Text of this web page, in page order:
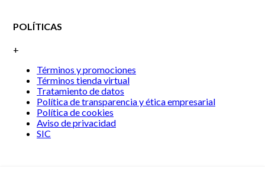
POLÍTICAS
+
Términos y promociones
Términos tienda virtual
Tratamiento de datos
Política de transparencia y ética empresarial
Política de cookies
Aviso de privacidad
SIC